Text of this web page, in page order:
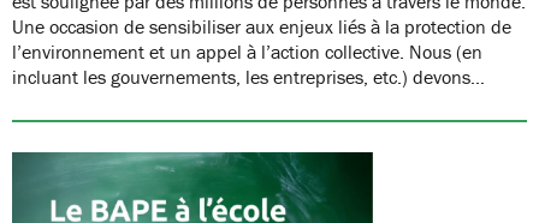
Une occasion de sensibiliser aux enjeux liés à la protection de
l’environnement et un appel à l’action collective. Nous (en
incluant les gouvernements, les entreprises, etc.) devons…